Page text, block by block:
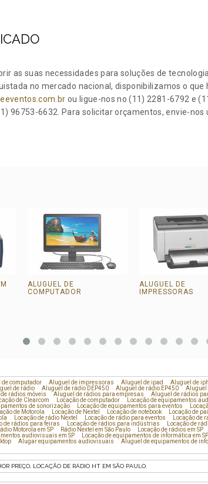
as suas necessidades para soluções de
no mercado nacional, disponibilizamos o
ou ligue-nos no (11) 2281-6792 e
96753-6632. Para solicitar orçamentos, envie-nos
ALUGUEL DE
COMPUTADOR
ALUGUEL DE
IMPRESSORAS
de computador Aluguel de impressoras Aluguel de ipad Aluguel de
de rádio Aluguel de rádio DEP450 Aluguel de rádio EP450 Aluguel
rádios móveis Aluguel de rádios para empresas Aluguel de rádios
de Clearcom Locação de computador Locação de equipamentos
de sonorização Locação de equipamentos para eventos
de Motorola Locação de Nextel Locação de notebook Locação de
Locação de rádio Nextel Locação de rádio para eventos Locação de
de rádios para feiras Locação de rádios para indústrias Locação de
Motorola em SP Rádio Nextel em São Paulo Locação de rádios em SP
audiovisuais em SP Locação de equipamentos de informática em SP
Alugar equipamentos audiovisuais Aluguel de equipamentos de
PREÇO, LOCAÇÃO DE RÁDIO HT EM SÃO PAULO.